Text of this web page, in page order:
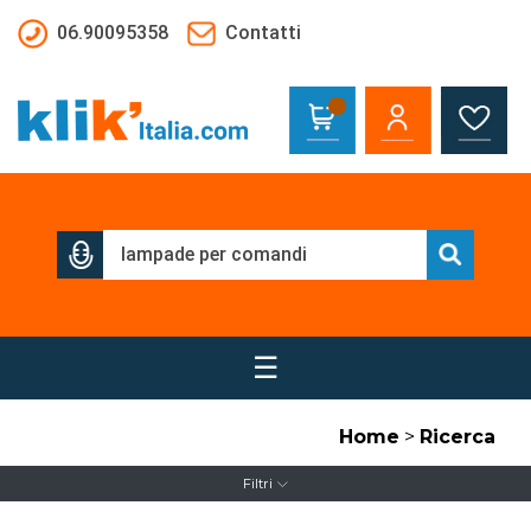
06.90095358
Contatti
☰
Home > Ricerca
Filtri